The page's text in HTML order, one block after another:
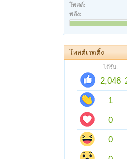
โพสต์:
พลัง:
โพสต์เรตติ้ง
ได้รับ:
2,046
1
0
0